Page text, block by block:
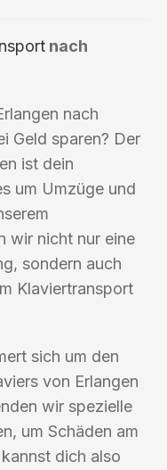
nach
nach
Geld sparen? Der
ist dein
um Umzüge und
wir nicht nur eine
sondern auch
Klaviertransport
sich um den
von Erlangen
wir spezielle
um Schäden am
dich also